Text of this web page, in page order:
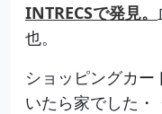
INTRECSで発見。
也。
ショッピングカ
いたら家でした・